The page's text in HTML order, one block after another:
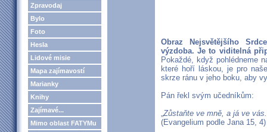
Zpravodaj
Bylo
Foto
Hesla
Lidové misie
Mapa zajímavostí
Marianky
Knihy
Zajímavé...
Mimo oblast FATYMu
Obraz Nejsvětějšího
výzdoba. Je to viditelná
Pokaždé, když pohlédneme
které hoří láskou, je pro
skrze ránu v jeho boku, aby
Pán řekl svým učedníkům:
„Zůstaňte ve mně, a já ve vás.
(Evangelium podle Jana 15, 4)